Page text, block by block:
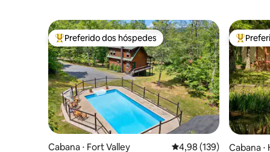
Entre os melhores preferidos dos hóspedes
Preferido dos hóspedes
Cabana ⋅ Fort Valley 4,98 de uma avaliação
4,98 (139)
Entre
Cabana